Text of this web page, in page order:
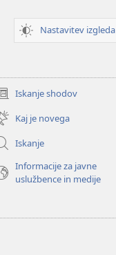
Nastavitev izgleda
Iskanje shodov
Kaj je novega
Iskanje
Informacije za javne
uslužbence in medije